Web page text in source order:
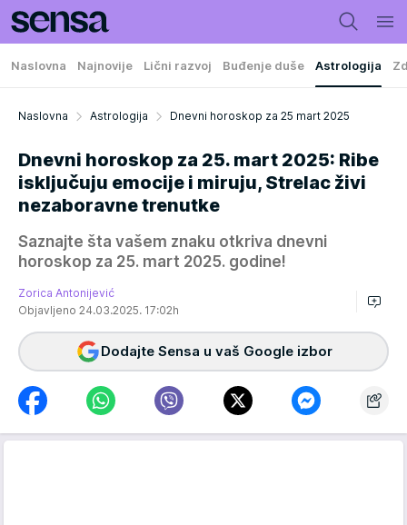
Naslovna Najnovije Lični razvoj Buđenje duše Astrologija
Naslovna Astrologija Dnevni horoskop za 25 mart 2025
Dnevni horoskop za 25. mart 2025: Ribe
isključuju emocije i miruju, Strelac živi
nezaboravne trenutke
Saznajte šta vašem znaku otkriva dnevni
horoskop za 25. mart 2025. godine!
Zorica Antonijević
Objavljeno 24.03.2025. 17:02h
Dodajte Sensa u vaš Google izbor